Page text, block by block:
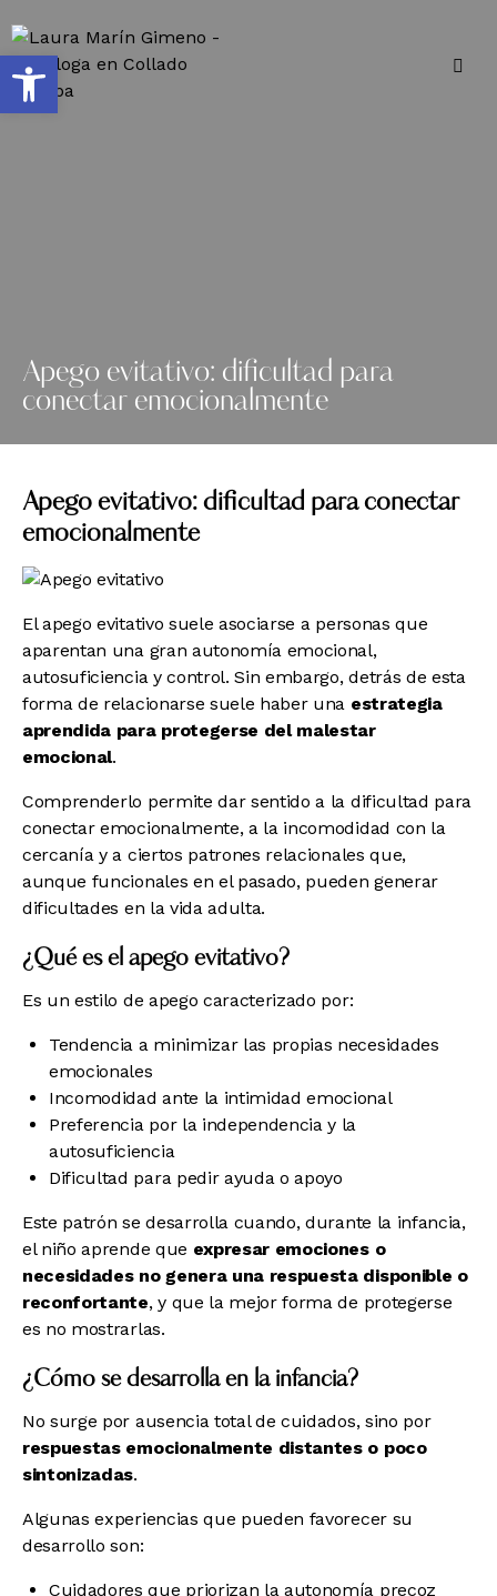
Apego evitativo: dificultad para
conectar emocionalmente
Apego evitativo: dificultad para conectar
emocionalmente
El apego evitativo suele asociarse a personas que
aparentan una gran autonomía emocional,
autosuficiencia y control. Sin embargo, detrás de esta
forma de relacionarse suele haber una estrategia
aprendida para protegerse del malestar
emocional.
Comprenderlo permite dar sentido a la dificultad para
conectar emocionalmente, a la incomodidad con la
cercanía y a ciertos patrones relacionales que,
aunque funcionales en el pasado, pueden generar
dificultades en la vida adulta.
¿Qué es el apego evitativo?
Es un estilo de apego caracterizado por:
Tendencia a minimizar las propias necesidades
emocionales
Incomodidad ante la intimidad emocional
Preferencia por la independencia y la
autosuficiencia
Dificultad para pedir ayuda o apoyo
Este patrón se desarrolla cuando, durante la infancia,
el niño aprende que expresar emociones o
necesidades no genera una respuesta disponible o
reconfortante, y que la mejor forma de protegerse
es no mostrarlas.
¿Cómo se desarrolla en la infancia?
No surge por ausencia total de cuidados, sino por
respuestas emocionalmente distantes o poco
sintonizadas.
Algunas experiencias que pueden favorecer su
desarrollo son:
Cuidadores que priorizan la autonomía precoz
Abrir barra de herramientas